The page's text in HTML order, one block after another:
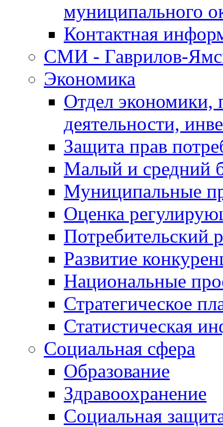
муниципального
Контактная
СМИ - Гаврилов-
Экономика
Отдел экономики,
деятельности,
Защита прав
Малый и средний
Муниципальные
Оценка
Потребительский
Развитие
Национальные
Стратегическое
Статистическая
Социальная сфера
Образование
Здравоохранение
Социальная